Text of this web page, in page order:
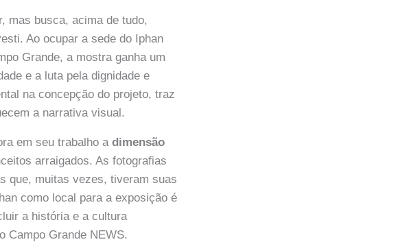
mas busca, acima de tudo,
Ao ocupar a sede do Iphan
Grande, a mostra ganha um
e a luta pela dignidade e
na concepção do projeto, traz
a narrativa visual.
em seu trabalho adimensão
arraigados. As fotografias
que, muitas vezes, tiveram suas
como local para a exposição é
a história e a cultura
Campo Grande NEWS.